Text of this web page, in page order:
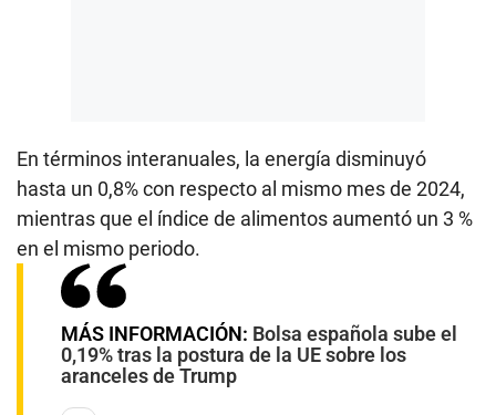
En términos interanuales, la energía disminuyó
hasta un 0,8% con respecto al mismo mes de 2024,
mientras que el índice de alimentos aumentó un 3 %
en el mismo periodo.
MÁS INFORMACIÓN: Bolsa española sube el
0,19% tras la postura de la UE sobre los
aranceles de Trump